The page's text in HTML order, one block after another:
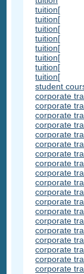
tuition[
tuition[
tuition[
tuition[
tuition[
tuition[
tuition[
tuition[
student
corporate
corporate
corporate
corporate
corporate
corporate
corporate
corporate
corporate
corporate
corporate
corporate
corporate
corporate
corporate
corporate
corporate
corporate
corporate